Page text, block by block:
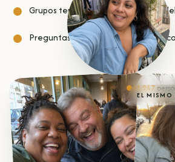
Grupos temáticos para cada fase
Preguntas y respuestas en directo
+1 247
EL
04
Un puente con tu